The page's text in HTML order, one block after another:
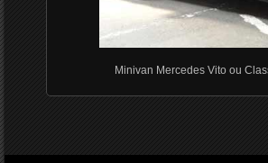
Minivan Mercedes Vito ou